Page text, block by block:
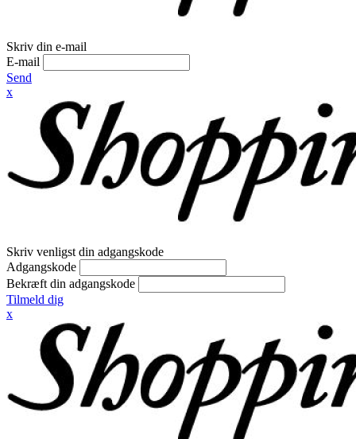
Skriv din e-mail
E-mail
Send
x
Skriv venligst din adgangskode
Adgangskode
Bekræft din adgangskode
Tilmeld dig
x